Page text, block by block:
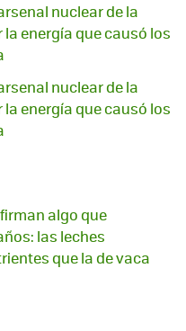
nuclear de la
la energía que causó los
nuclear de la
la energía que causó los
algo que
las leches
que la de vaca